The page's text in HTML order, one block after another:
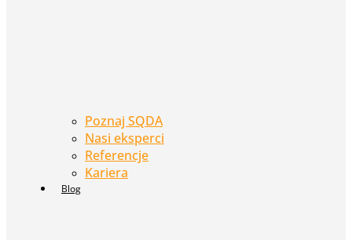
Poznaj SQDA
Nasi eksperci
Referencje
Kariera
Blog